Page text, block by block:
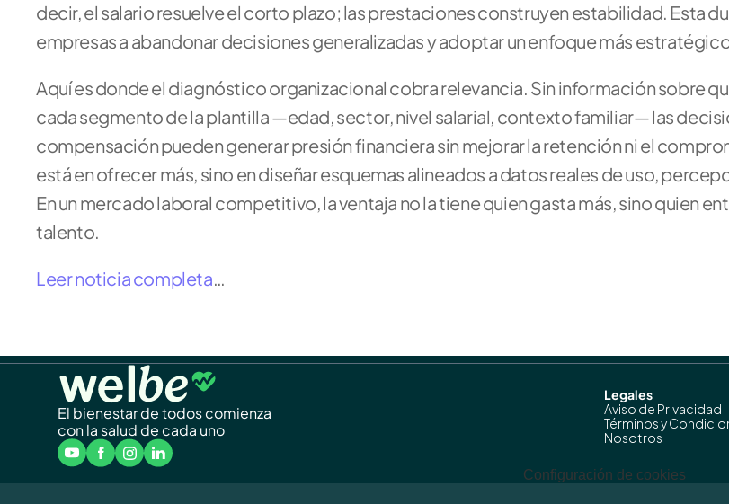
decir, el salario resuelve el corto plazo; las prestaciones construyen estabilidad. Esta
empresas a abandonar decisiones generalizadas y adoptar un enfoque más
Aquí es donde el diagnóstico organizacional cobra relevancia. Sin información sobre
cada segmento de la plantilla —edad, sector, nivel salarial, contexto familiar— las
compensación pueden generar presión financiera sin mejorar la retención ni el
está en ofrecer más, sino en diseñar esquemas alineados a datos reales de uso,
En un mercado laboral competitivo, la ventaja no la tiene quien gasta más, sino quien
talento.
Leer noticia completa…
El bienestar de todos comienza
con la salud de cada uno
Legales
Aviso de Privacidad
Términos y
Nosotros
Configuración de cookies